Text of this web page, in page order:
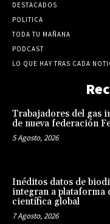
DESTACADOS
POLITICA
TODA TU MAÑANA
PODCAST
LO QUE HAY TRAS CADA
Trabajadores del gas
de nueva federación
5 Agosto, 2026
Inéditos datos de
integran a plataforma
científica global
7 Agosto, 2026